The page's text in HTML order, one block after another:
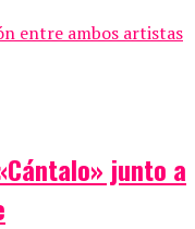
entre ambos artistas
junto a